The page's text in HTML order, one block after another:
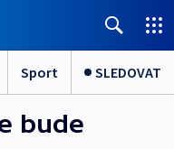
Sport SLEDOVAT
bude